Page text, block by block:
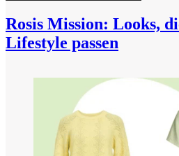
Rosis Mission: Looks,
Lifestyle passen